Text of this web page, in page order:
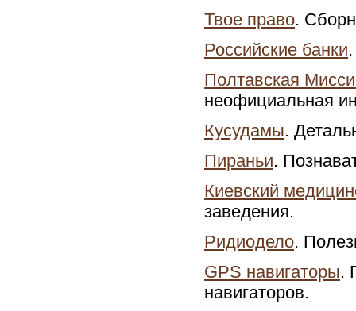
Твое право.
Российские банки
Полтавская
неофициальная
Кусудамы.
Пираньи.
Киевский
заведения.
Ридиодело.
GPS навигаторы.
навигаторов.